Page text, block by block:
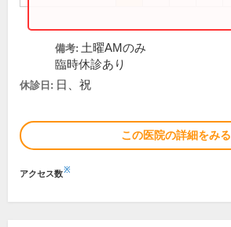
備考: 土曜AMのみ
臨時休診あり
休診日: 日、祝
この医院の詳細をみる
アクセス数※